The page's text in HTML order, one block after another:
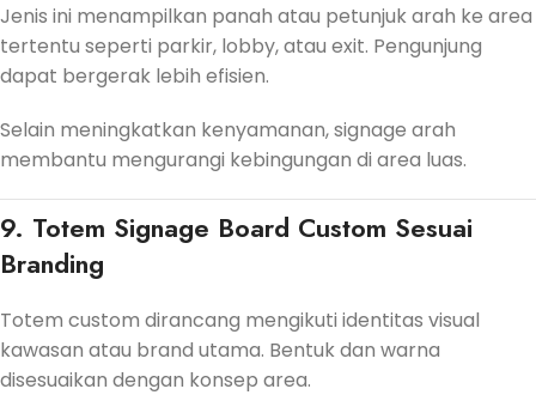
Jenis ini menampilkan panah atau petunjuk arah ke area
tertentu seperti parkir, lobby, atau exit. Pengunjung
dapat bergerak lebih efisien.
Selain meningkatkan kenyamanan, signage arah
membantu mengurangi kebingungan di area luas.
9. Totem Signage Board Custom Sesuai
Branding
Totem custom dirancang mengikuti identitas visual
kawasan atau brand utama. Bentuk dan warna
disesuaikan dengan konsep area.